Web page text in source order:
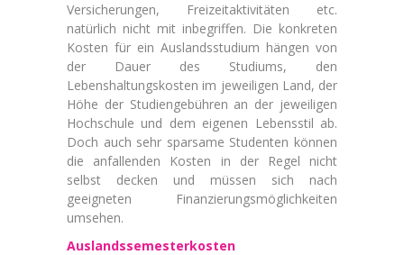
Versicherungen, Freizeitaktivitäten etc.
natürlich nicht mit inbegriffen. Die konkreten
Kosten für ein Auslandsstudium hängen von
der Dauer des Studiums, den
Lebenshaltungskosten im jeweiligen Land, der
Höhe der Studiengebühren an der jeweiligen
Hochschule und dem eigenen Lebensstil ab.
Doch auch sehr sparsame Studenten können
die anfallenden Kosten in der Regel nicht
selbst decken und müssen sich nach
geeigneten Finanzierungsmöglichkeiten
umsehen.
Auslandssemesterkosten